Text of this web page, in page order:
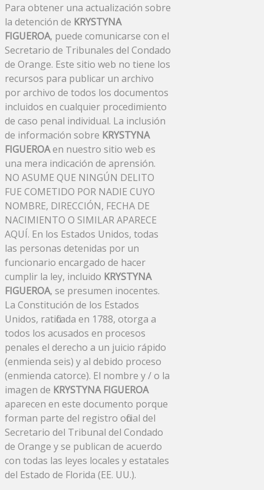
Para obtener una actualización sobre
la detención de KRYSTYNA
FIGUEROA, puede comunicarse con el
Secretario de Tribunales del Condado
de Orange. Este sitio web no tiene los
recursos para publicar un archivo
por archivo de todos los documentos
incluidos en cualquier procedimiento
de caso penal individual. La inclusión
de información sobre KRYSTYNA
FIGUEROAen nuestro sitio web es
una mera indicación de aprensión.
NO ASUME QUE NINGÚN DELITO
FUE COMETIDO POR NADIE CUYO
NOMBRE, DIRECCIÓN, FECHA DE
NACIMIENTO O SIMILAR APARECE
AQUÍ. En los Estados Unidos, todas
las personas detenidas por un
funcionario encargado de hacer
cumplir la ley, incluido KRYSTYNA
FIGUEROA, se presumen inocentes.
La Constitución de los Estados
Unidos, ratificada en 1788, otorga a
todos los acusados ​​en procesos
penales el derecho a un juicio rápido
(enmienda seis) y al debido proceso
(enmienda catorce). El nombre y / o la
imagen de KRYSTYNA FIGUEROA
aparecen en este documento porque
forman parte del registro oficial del
Secretario del Tribunal del Condado
de Orange y se publican de acuerdo
con todas las leyes locales y estatales
del Estado de Florida (EE. UU.).